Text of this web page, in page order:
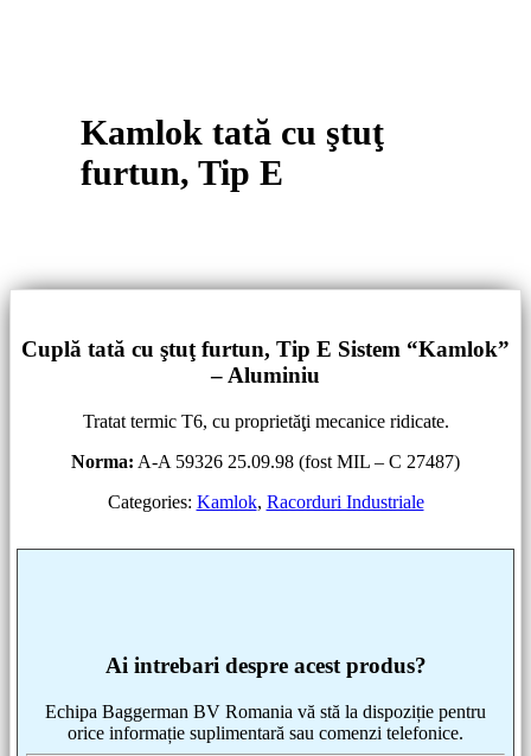
Kamlok tată cu ştuţ
furtun, Tip E
Cuplă tată cu ştuţ furtun, Tip E Sistem “Kamlok”
– Aluminiu
Tratat termic T6, cu proprietăţi mecanice ridicate.
Norma: A-A 59326 25.09.98 (fost MIL – C 27487)
Categories: Kamlok, Racorduri Industriale
Ai intrebari despre acest produs?
Echipa Baggerman BV Romania vă stă la dispoziție pentru
orice informație suplimentară sau comenzi telefonice.